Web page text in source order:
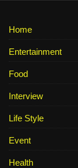
Home
Entertainment
Food
Interview
Life Style
Event
Health